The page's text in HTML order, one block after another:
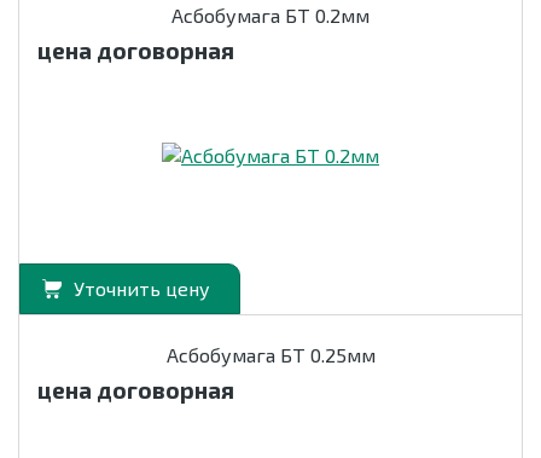
Асбобумага БТ 0.2мм
цена договорная
Уточнить цену
Асбобумага БТ 0.25мм
цена договорная